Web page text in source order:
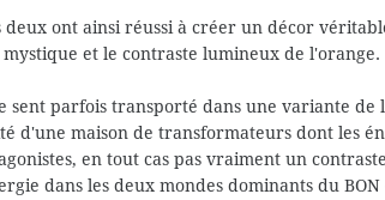
deux ont ainsi réussi à créer un décor
et le contraste lumineux de l'orange.
sent parfois transporté dans une variante
d'une maison de transformateurs dont les
en tout cas pas vraiment un
dans les deux mondes dominants du